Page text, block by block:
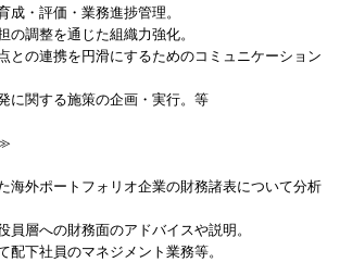
成・評価・業務進捗管理。
の調整を通じた組織力強化。
との連携を円滑にするためのコミュニケーション
に関する施策の企画・実行。等
海外ポートフォリオ企業の財務諸表について分析
員層への財務面のアドバイスや説明。
配下社員のマネジメント業務等。